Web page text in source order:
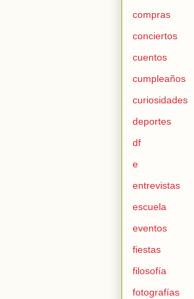
compras
conciertos
cuentos
cumpleaños
curiosidades
deportes
df
e
entrevistas
escuela
eventos
fiestas
filosofía
fotografías